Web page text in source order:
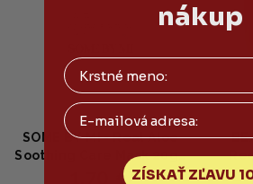
SOME BY MI - Real Aloe
Soothing Care Mask 20g -
Upokojujúca plátená
1,70 €
nákup
Email
ZÍSKAŤ ZĽAVU